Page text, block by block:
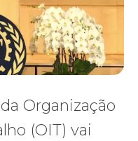
Organização
(OIT) vai